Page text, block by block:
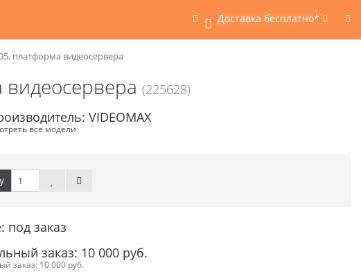
0 Доставка бесплатно*
платформа видеосервера
видеосервера (225628)
VIDEOMAX
все модели
под заказ
заказ: 10 000 руб.
заказ: 10 000 руб.